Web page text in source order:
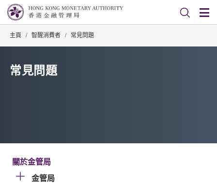
主頁 / 智醒消費者 / 常見問題
常見問題
關於金管局
金管局